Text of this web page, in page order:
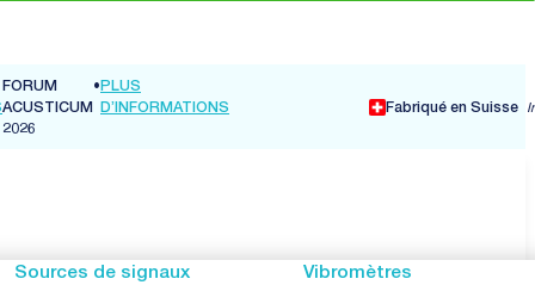
Fabriqué en Suisse
Sources de signaux Vibromètres